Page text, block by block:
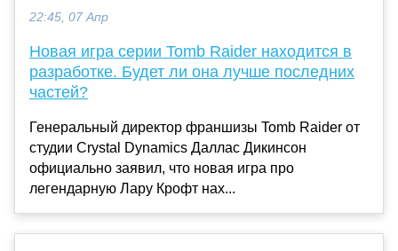
22:45, 07 Апр
Новая игра серии Tomb Raider находится в
разработке. Будет ли она лучше последних
частей?
Генеральный директор франшизы Tomb Raider от
студии Crystal Dynamics Даллас Дикинсон
официально заявил, что новая игра про
легендарную Лару Крофт нах...